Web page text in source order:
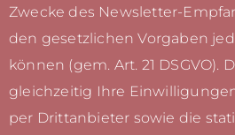
Zwecke des Newsletter-
den gesetzlichen Vorgaben
können (gem. Art. 21 DSGVO).
gleichzeitig Ihre
per Drittanbieter sowie die